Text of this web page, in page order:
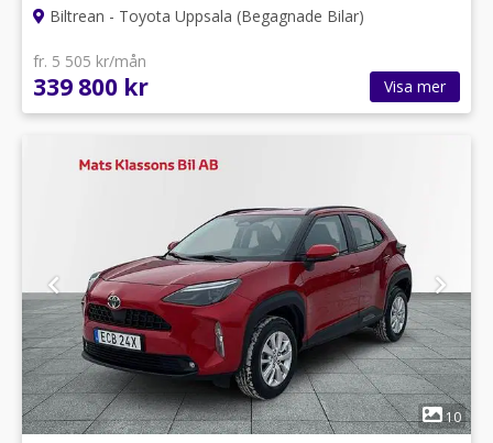
Biltrean - Toyota Uppsala (Begagnade Bilar)
fr. 5 505 kr/mån
339 800 kr Visa mer
1
10